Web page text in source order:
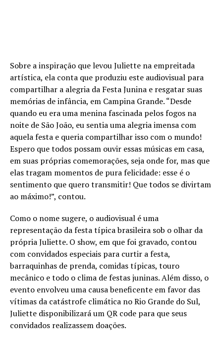
Sobre a inspiração que levou Juliette na empreitada
artística, ela conta que produziu este audiovisual para
compartilhar a alegria da Festa Junina e resgatar suas
memórias de infância, em Campina Grande. “Desde
quando eu era uma menina fascinada pelos fogos na
noite de São João, eu sentia uma alegria imensa com
aquela festa e queria compartilhar isso com o mundo!
Espero que todos possam ouvir essas músicas em casa,
em suas próprias comemorações, seja onde for, mas que
elas tragam momentos de pura felicidade: esse é o
sentimento que quero transmitir! Que todos se divirtam
ao máximo!”, contou.
Como o nome sugere, o audiovisual é uma
representação da festa típica brasileira sob o olhar da
própria Juliette. O show, em que foi gravado, contou
com convidados especiais para curtir a festa,
barraquinhas de prenda, comidas típicas, touro
mecânico e todo o clima de festas juninas. Além disso, o
evento envolveu uma causa beneficente em favor das
vítimas da catástrofe climática no Rio Grande do Sul,
Juliette disponibilizará um QR code para que seus
convidados realizassem doações.